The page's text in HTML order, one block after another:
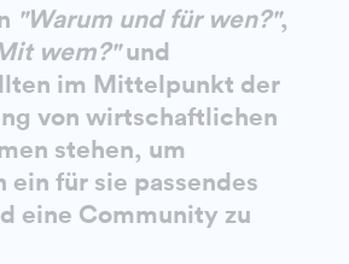
"Warum und für wen?",
wem?"und
im Mittelpunkt der
von wirtschaftlichen
stehen, um
ein für sie passendes
eine Community zu